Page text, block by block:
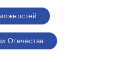
Отечества